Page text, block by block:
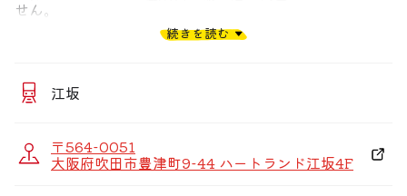
偏愛記事
偏愛スポット
せん。
ビール好きの方はもちろん「ビールは苦くてちょっと」と
いう方でもお楽しみ頂ける、味のバラエティ豊かな品揃
ので目一杯楽しんで下さい。
続きを読む
江坂
〒564-0051
大阪府吹田市豊津町9-44 ハートランド江坂4F